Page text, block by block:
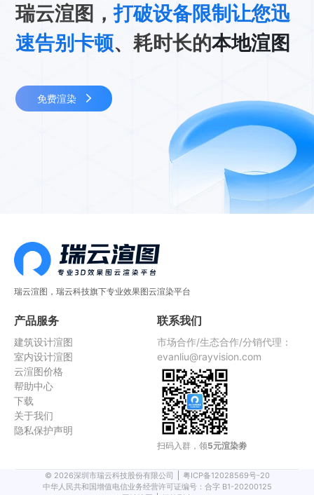
瑞云渲图，打破设备限制让您迅
速告别卡顿、耗时长的本地渲图
免费渲染
瑞云渲图，瑞云科技旗下专业效果图云渲染平台
产品服务
建筑设计渲图
室内设计渲图
云渲图价格
帮助中心
下载
关于我们
隐私保护声明
联系我们
市场合作/生态合作/分销代理：
evanliu@rayvision.com
扫码入群，领5元渲染劵
© 2026深圳市瑞云科技股份有限公司
粤ICP备12028569号-20
中华人民共和国增值电信业务经营许可证编号：合字 B1-20200125